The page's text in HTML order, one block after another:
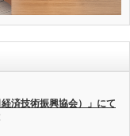
済技術振興協会）」にて